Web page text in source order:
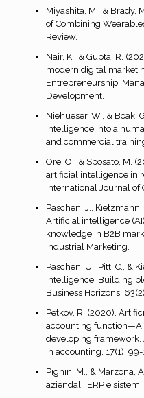
Miyashita, M., & Brady,
of Combining
Review.
Nair, K., & Gupta, R.
modern digital
Entrepreneurship,
Development.
Niehueser, W., & Boak,
intelligence into a
and commercial
Ore, O., & Sposato, M.
artificial intelligence in
International Journal of
Paschen, J., Kietzmann,
Artificial intelligence
knowledge in B2B
Industrial Marketing.
Paschen, U., Pitt, C., &
intelligence: Building
Business Horizons,
Petkov, R. (2020).
accounting function—A
developing framework.
in accounting, 17(1), 99-
Pighin, M., & Marzona,
aziendali: ERP e sistemi